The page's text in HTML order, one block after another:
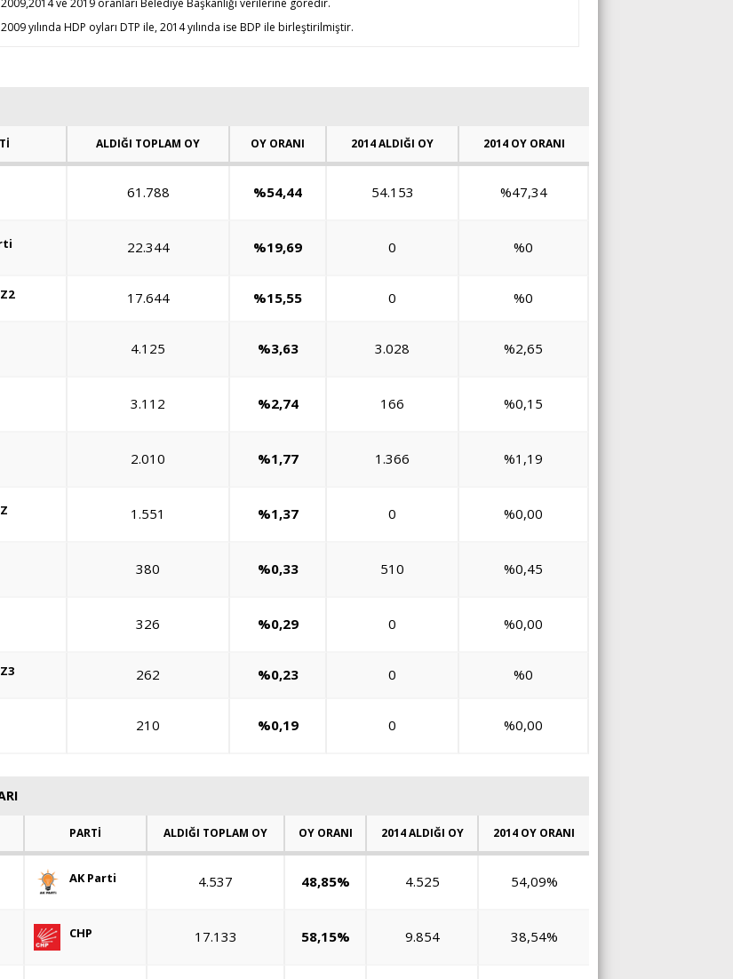
ve 2019 oranları Belediye Başkanlığı verilerine göredir.
yılında HDP oyları DTP ile, 2014 yılında ise BDP ile birleştirilmiştir.
ALDIĞI TOPLAM OY OY ORANI 2014 ALDIĞI OY 2014 OY ORANI
61.788 %54,44 54.153 %47,34
22.344 %19,69 0 %0
17.644 %15,55 0 %0
4.125 %3,63 3.028 %2,65
3.112 %2,74 166 %0,15
2.010 %1,77 1.366 %1,19
1.551 %1,37 0 %0,00
380 %0,33 510 %0,45
326 %0,29 0 %0,00
262 %0,23 0 %0
210 %0,19 0 %0,00
PARTİ ALDIĞI TOPLAM OY OY ORANI 2014 ALDIĞI OY 2014 OY ORANI
AK Parti 4.537 48,85% 4.525 54,09%
CHP 17.133 58,15% 9.854 38,54%